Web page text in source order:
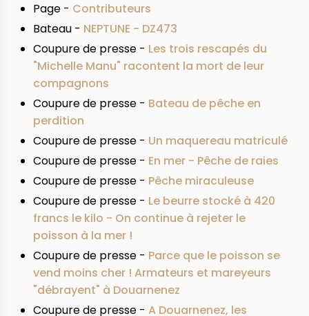
Page - Contributeurs
Bateau - NEPTUNE - DZ473
Coupure de presse - Les trois rescapés du
"Michelle Manu" racontent la mort de leur
compagnons
Coupure de presse - Bateau de pêche en
perdition
Coupure de presse - Un maquereau matriculé
Coupure de presse - En mer - Pêche de raies
Coupure de presse - Pêche miraculeuse
Coupure de presse - Le beurre stocké à 420
francs le kilo - On continue à rejeter le
poisson à la mer !
Coupure de presse - Parce que le poisson se
vend moins cher ! Armateurs et mareyeurs
"débrayent" à Douarnenez
Coupure de presse - A Douarnenez, les